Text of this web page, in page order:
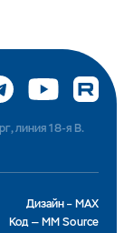
Дизайн – MAX
Код — MM Source
линия 18-я В.